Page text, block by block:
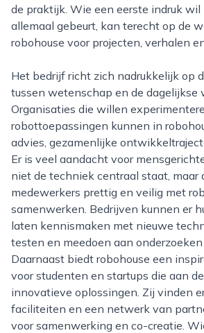
de praktijk. Wie een eerste indruk
allemaal gebeurt, kan terecht op de
robohouse voor projecten, verhalen
Het bedrijf richt zich nadrukkelijk op de verbinding
tussen wetenschap en de dagelijkse
Organisaties die willen
robottoepassingen kunnen in
advies, gezamenlijke
Er is veel aandacht voor
niet de techniek centraal staat, maar
medewerkers prettig en veilig met
samenwerken. Bedrijven kunnen er
laten kennismaken met nieuwe
testen en meedoen aan
Daarnaast biedt robohouse een
voor studenten en startups die aan
innovatieve oplossingen. Zij vinden
faciliteiten en een netwerk van
voor samenwerking en co-creatie.